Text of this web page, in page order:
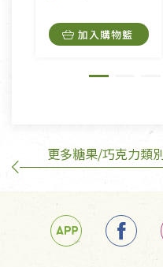
內衣褲、襪子、口罩個
外,依據《通訊交易解
訂購手抄稿退貨需知：
若未保持原包裝方式或
任何折損、磨損、污損
加入購物籃
更多糖果/巧克力類